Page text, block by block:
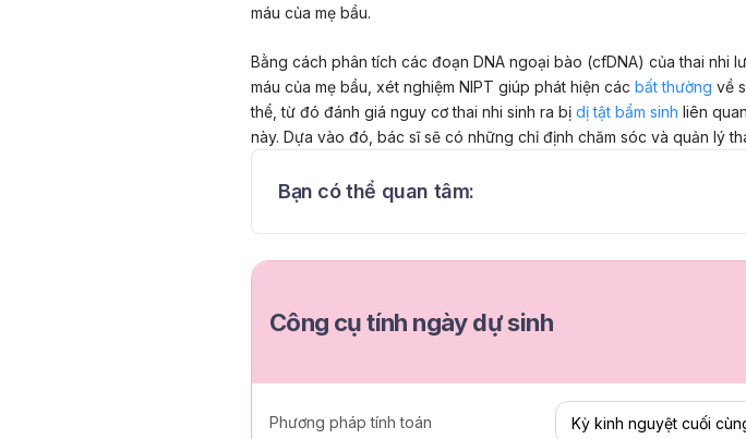
máu của mẹ bầu.
Bằng cách phân tích các đoạn DNA ngoại bào (cfDNA) của thai nhi
máu của mẹ bầu, xét nghiệm NIPT giúp phát hiện các bất thường về
thể, từ đó đánh giá nguy cơ thai nhi sinh ra bị dị tật bẩm sinh liên
này. Dựa vào đó, bác sĩ sẽ có những chỉ định chăm sóc và quản lý
Bạn có thể quan tâm:
Công cụ tính ngày dự sinh
Phương pháp tính toán